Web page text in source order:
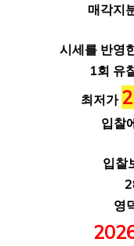
매각지
시세를 반영
1회 유
최저가
입찰
입찰
영